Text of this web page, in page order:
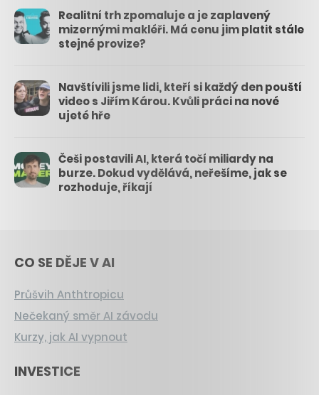
Realitní trh zpomaluje a je zaplavený
mizernými makléři. Má cenu jim platit stále
stejné provize?
Navštívili jsme lidi, kteří si každý den pouští
video s Jiřím Károu. Kvůli práci na nové
ujeté hře
Češi postavili AI, která točí miliardy na
burze. Dokud vydělává, neřešíme, jak se
rozhoduje, říkají
CO SE DĚJE V AI
Průšvih Anthtropicu
Nečekaný směr AI závodu
Kurzy, jak AI vypnout
INVESTICE